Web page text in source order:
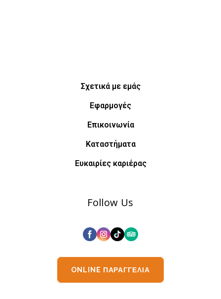
Σχετικά με εμάς
Εφαρμογές
Επικοινωνία
Καταστήματα
Ευκαιρίες καριέρας
Follow Us
ONLINE ΠΑΡΑΓΓΕΛΙΑ